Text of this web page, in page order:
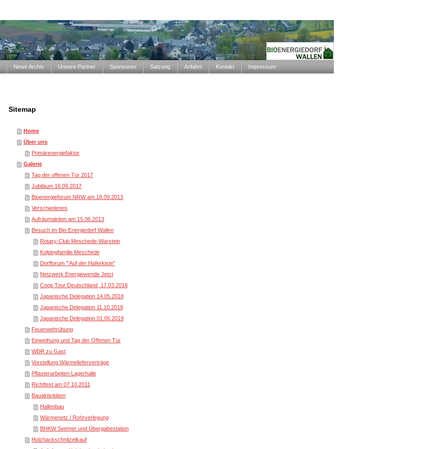
News Archiv Unsere Partner Sponsoren Satzung Anfahrt Kontakt Impressum
Sitemap
Home
Über uns
Primärenergiefaktor
Galerie
Tag der offenen Tür 2017
Jubiläum 16.09.2017
Bioenergieforum NRW am 18.09.2013
Verschiedenes
Aufräumaktion am 15.06.2013
Besuch im Bio-Energiedorf Wallen
Rotary-Club Meschede-Warstein
Kolpingfamilie Meschede
Dorfforum "'Auf der Haferkiste"
Netzwerk Energiewende Jetzt
Coop Tour Deutschland, 17.03.2016
Japanische Delegation 14.05.2018
Japanische Delegation 11.10.2018
Japanische Delegation 01.06.2019
Feuerwehrübung
Einweihung und Tag der Offenen Tür
WDR zu Gast
Vorstellung Wärmelieferverträge
Pflasterarbeiten Lagerhalle
Richtfest am 07.10.2011
Bauaktivitäten
Hallenbau
Wärmenetz / Rohrverlegung
BHKW Seemer und Übergabestation
Holzhackschnitzelkauf